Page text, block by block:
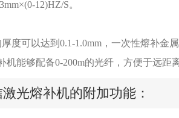
12)HZ/S。
可以达到0.1-1.0mm，一次性熔补金属
能够配备0-200m的光纤，方便于远距离
光熔补机的附加功能：